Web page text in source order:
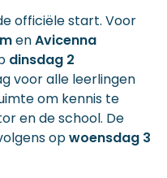
officiële start. Voor
enAvicenna
dinsdag 2
voor alle leerlingen
om kennis te
en de school. De
opwoensdag 3